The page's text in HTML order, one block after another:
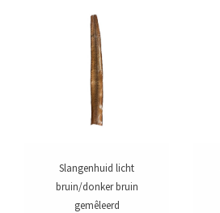
Slangenhuid licht
bruin/donker bruin
gemêleerd